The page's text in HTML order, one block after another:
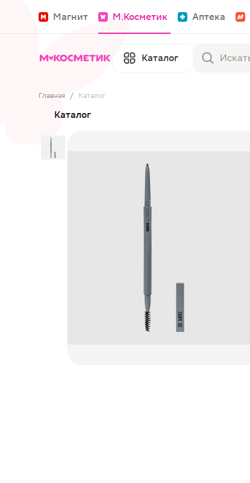
Магнит М.Косметик Аптека
Каталог
Главная / Каталог
Каталог